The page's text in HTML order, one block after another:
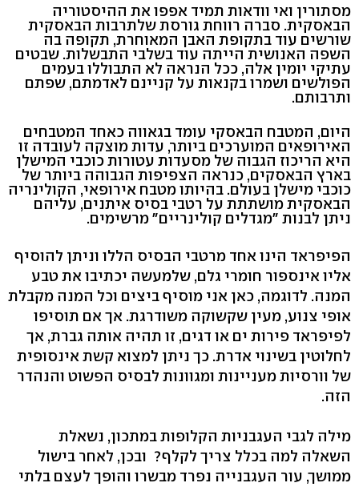
מסתורין ואי וודאות תמיד אפפו את ההיסטוריה
הבאסקית. סברה רווחת גורסת שלתרבות הבאסקית
שורשים עוד בתקופת האבן המאוחרת, תקופה בה
השפה האנושית הייתה עוד בשלבי התבשלות. שבטים
עתיקי יומין אלה, ככל הנראה לא התבוללו בעמים
הפולשים ושמרו בקנאות על קניינם לאדמתם, שפתם
ותרבותם.
היום, המטבח הבאסקי עומד בגאווה כאחד המטבחים
האירופאים המוערכים ביותר, עדות מוצקה לעובדה זו
היא הריכוז הגבוה של מסעדות עטורות כוכבי המישלן
בארץ הבאסקים, כנראה הצפיפות הגבוהה ביותר של
כוכבי מישלן בעולם. בהיותו מטבח אירופאי, הקולינריה
הבאסקית מושתתת על רטבי בסיס איתנים, עליהם
ניתן לבנות "מגדלים קולינריים" מרשימים.
הפיפראד הינו אחד מרטבי הבסיס הללו וניתן להוסיף
אליו אינספור חומרי גלם, שלמעשה יכתיבו את טבע
המנה. לדוגמה, כאן אני מוסיף ביצים וכל המנה מקבלת
אופי צנוע, מעין שקשוקה משודרגת. אך אם תוסיפו
לפיפראד פירות ים או דגים, זו תהיה אותה גברת, אך
לחלוטין בשינוי אדרת. כך ניתן למצוא קשת אינסופית
של וורסיות מעניינות ומגוונות לבסיס הפשוט והנהדר
הזה.
מילה לגבי העגבניות הקלופות במתכון, נשאלת
השאלה למה בכלל צריך לקלף? ובכן, לאחר בישול
ממושך, עור העגבנייה נפרד מבשרו והופך לעצם בלתי